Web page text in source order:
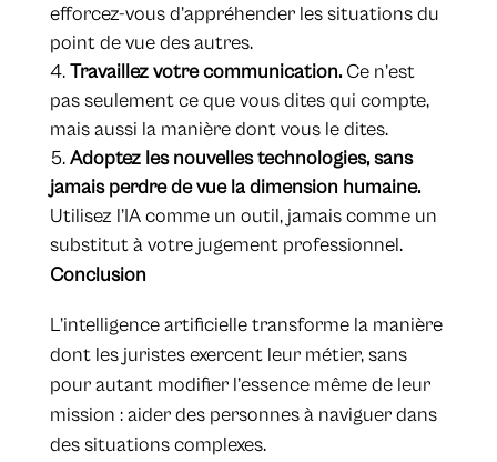
efforcez-vous d’appréhender les situations du
point de vue des autres.
Travaillez votre communication.Ce n’est
pas seulement ce que vous dites qui compte,
mais aussi la manière dont vous le dites.
Adoptez les nouvelles technologies, sans
jamais perdre de vue la dimension humaine.
Utilisez l’IA comme un outil, jamais comme un
substitut à votre jugement professionnel.
Conclusion
L’intelligence artificielle transforme la manière
dont les juristes exercent leur métier, sans
pour autant modifier l’essence même de leur
mission : aider des personnes à naviguer dans
des situations complexes.